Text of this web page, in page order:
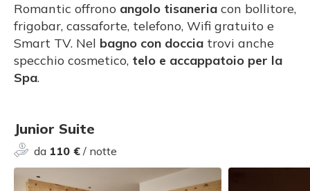
Romantic offrono angolo tisaneria con bollitore,
frigobar, cassaforte, telefono, Wifi gratuito e
Smart TV. Nel bagno con doccia trovi anche
specchio cosmetico, telo e accappatoio per la
Spa.
Junior Suite
da 110 € / notte